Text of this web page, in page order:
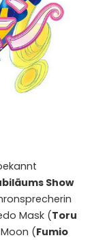
Show
Mask (Toru
(Fumio